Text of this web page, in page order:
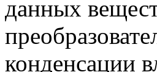
данных
конденсации